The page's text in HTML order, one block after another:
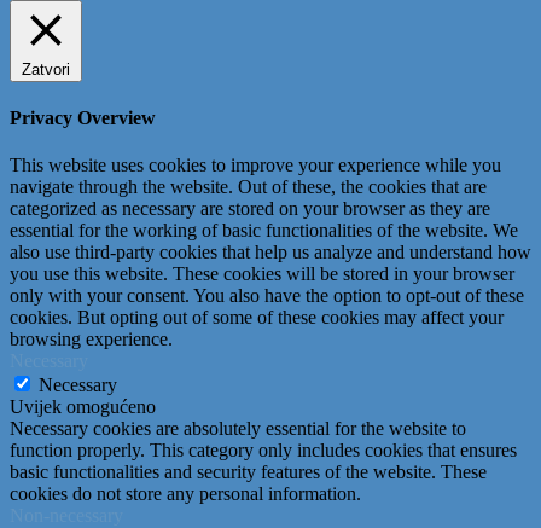
Zatvori
Privacy Overview
This website uses cookies to improve your experience while you
navigate through the website. Out of these, the cookies that are
categorized as necessary are stored on your browser as they are
essential for the working of basic functionalities of the website. We
also use third-party cookies that help us analyze and understand how
you use this website. These cookies will be stored in your browser
only with your consent. You also have the option to opt-out of these
cookies. But opting out of some of these cookies may affect your
browsing experience.
Necessary
Uvijek omogućeno
Necessary cookies are absolutely essential for the website to
function properly. This category only includes cookies that ensures
basic functionalities and security features of the website. These
cookies do not store any personal information.